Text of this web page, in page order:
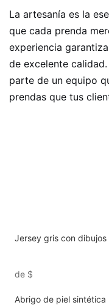
La artesanía es la
que cada prenda
experiencia
de excelente
parte de un equipo
prendas que tus
Jersey gris con
de $
Abrigo de piel